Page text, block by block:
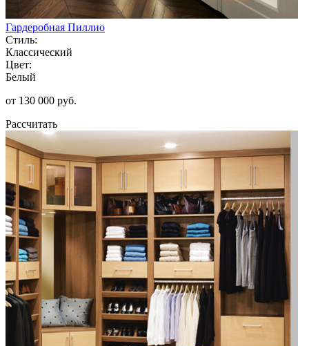
Гардеробная Пиллио
Стиль:
Классический
Цвет:
Белый
от 130 000 руб.
Рассчитать